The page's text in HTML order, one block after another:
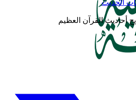
أحاديث القرآن العظيم